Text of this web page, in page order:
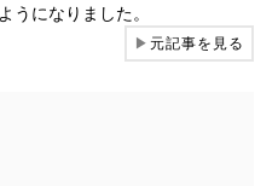
うになりました。
▶元記事を見る